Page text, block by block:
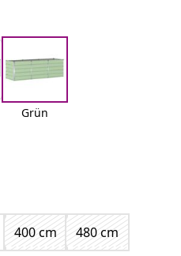
Grün
400 cm
480 cm